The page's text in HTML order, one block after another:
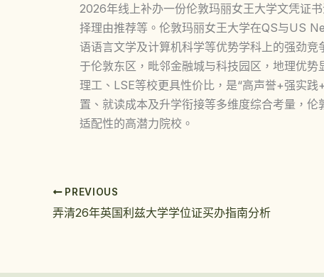
2026年线上补办一份伦敦玛丽女王大学文凭证
择理由推荐等。伦敦玛丽女王大学在QS与US
语语言文学及计算机科学等优势学科上的强劲
于伦敦东区，毗邻金融城与科技园区，地理优
理工、LSE等校更具性价比，是“高声誉+强实
置、就读成本及升学衔接等多维度综合考量，
适配性的高潜力院校。
PREVIOUS
弄清26年英国利兹大学学位证买办指南分析